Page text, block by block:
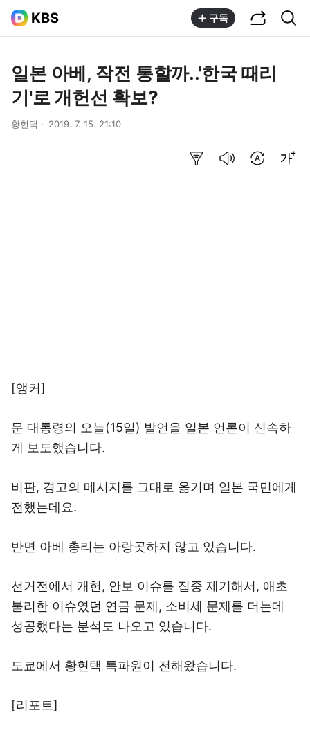
KBS 구독
일본 아베, 작전 통할까..'한국 때리
기'로 개헌선 확보?
황현택 2019. 7. 15. 21:10
[앵커]
문 대통령의 오늘(15일) 발언을 일본 언론이 신속하
게 보도했습니다.
비판, 경고의 메시지를 그대로 옮기며 일본 국민에게
전했는데요.
반면 아베 총리는 아랑곳하지 않고 있습니다.
선거전에서 개헌, 안보 이슈를 집중 제기해서, 애초
불리한 이슈였던 연금 문제, 소비세 문제를 더는데
성공했다는 분석도 나오고 있습니다.
도쿄에서 황현택 특파원이 전해왔습니다.
[리포트]